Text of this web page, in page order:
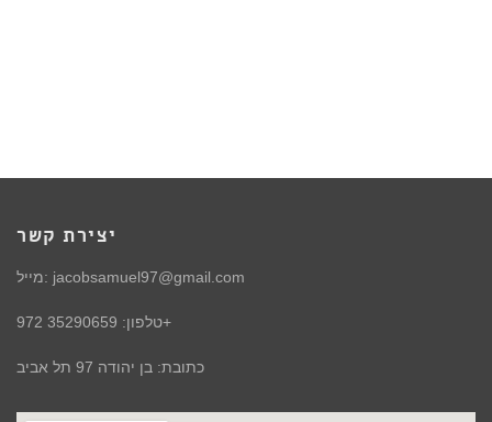
יצירת קשר
מייל: jacobsamuel97@gmail.com
טלפון: 35290659 972+
כתובת: בן יהודה 97 תל אביב